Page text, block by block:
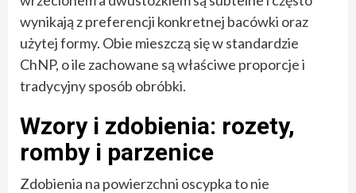
wynikają z preferencji konkretnej bacówki oraz
użytej formy. Obie mieszczą się w standardzie
ChNP, o ile zachowane są właściwe proporcje i
tradycyjny sposób obróbki.
Wzory i zdobienia: rozety,
romby i parzenice
Zdobienia na powierzchni oscypka to nie